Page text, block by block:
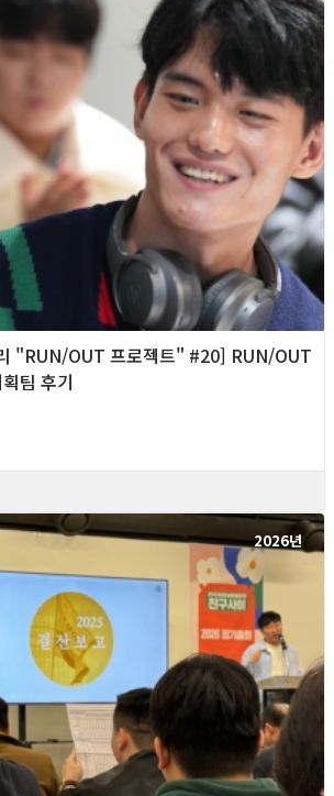
"RUN/OUT 프로젝트" #20] RUN/OUT
팀 후기
2026년